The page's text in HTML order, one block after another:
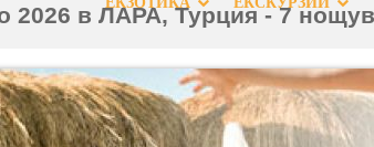
2026 в ЛАРА, Турция - 7